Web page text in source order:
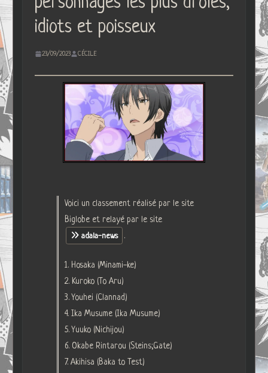
idiots et poisseux
23/09/2023 CÉCILE
Voici un classement réalisé par le site
Biglobe et relayé par le site
adala-news .
1. Hosaka (Minami-ke)
2. Kuroko (To Aru)
3. Youhei (Clannad)
4. Ika Musume (Ika Musume)
5. Yuuko (Nichijou)
6. Okabe Rintarou (Steins;Gate)
7. Akihisa (Baka to Test)